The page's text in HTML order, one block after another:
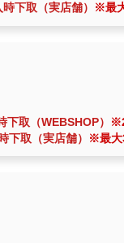
下取（実店舗）
※最
下取（WEBSHOP）
下取（実店舗）
※最大